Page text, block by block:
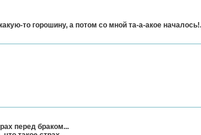
то горошину, а потом со мной та-а-акое
перед браком...